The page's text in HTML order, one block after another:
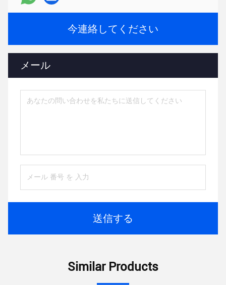
今連絡してください
メール
送信する
Similar Products